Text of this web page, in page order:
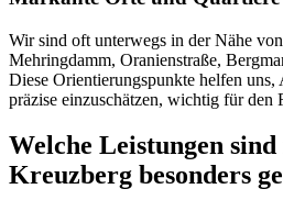
Wir sind oft unterwegs in der Nähe
Mehringdamm, Oranienstraße,
Diese Orientierungspunkte helfen
präzise einzuschätzen, wichtig für den
Welche Leistungen
Kreuzberg besonders